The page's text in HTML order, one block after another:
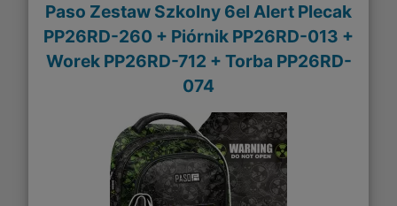
Paso Zestaw Szkolny 6el Alert Plecak
PP26RD-260 + Piórnik PP26RD-013 +
Worek PP26RD-712 + Torba PP26RD-
074